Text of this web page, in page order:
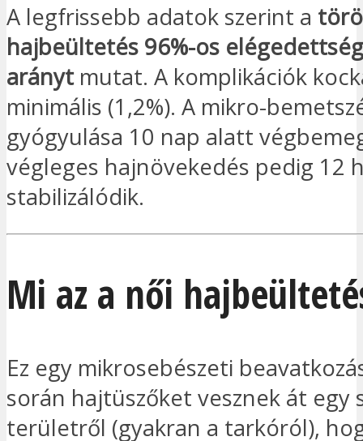
A legfrissebb adatok szerint a
hajbeültetés 96%-os
aránytmutat. A komplikációk
minimális (1,2%). A mikro-
gyógyulása 10 nap alatt
végleges hajnövekedés pedig 12
stabilizálódik.
Mi az a női
Ez egy mikrosebészeti
során hajtüszőket vesznek át egy
területről (gyakran a tarkóról),